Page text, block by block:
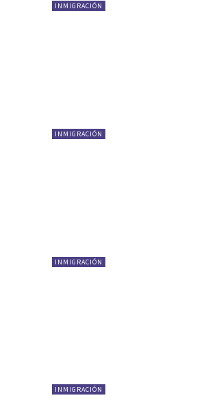
INMIGRACIÓN
INMIGRACIÓN
INMIGRACIÓN
INMIGRACIÓN